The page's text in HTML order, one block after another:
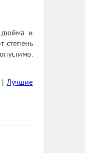
дюйма и
степень
| Лучшие